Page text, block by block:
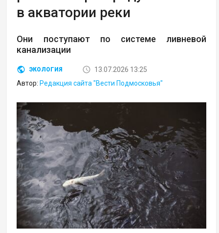
в акватории реки
Они поступают по системе ливневой
канализации
ЭКОЛОГИЯ
13.07.2026 13:25
Автор: Редакция сайта "Вести Подмосковья"